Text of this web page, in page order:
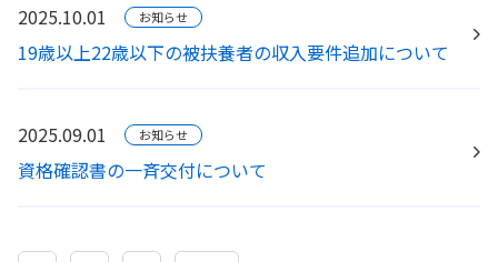
2025.10.01 お知らせ
19歳以上22歳以下の被扶養者の収入要件追加について
2025.09.01 お知らせ
資格確認書の一斉交付について